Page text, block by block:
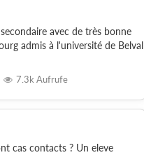
avec de très bonne
admis à l'université de Belval
7.3k Aufrufe
cas contacts ? Un eleve